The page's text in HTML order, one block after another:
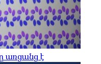
առցանց է